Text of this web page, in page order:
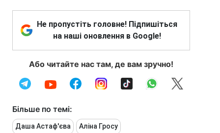
Не пропустіть головне! Підпишіться
на наші оновлення в Google!
Або читайте нас там, де вам зручно!
Більше по темі:
Даша Астаф'єва Аліна Гросу